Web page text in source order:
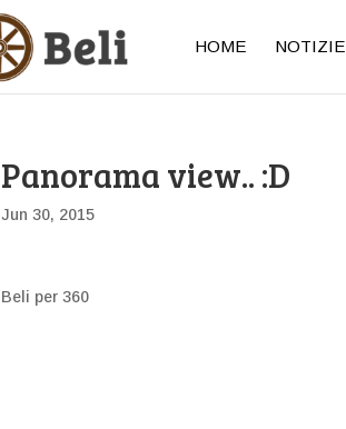
HOME NOTIZIE
Panorama view.. :D
Jun 30, 2015
Beli per 360